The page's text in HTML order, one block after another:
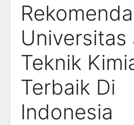
Universitas
Teknik
Terbaik Di
Indonesia